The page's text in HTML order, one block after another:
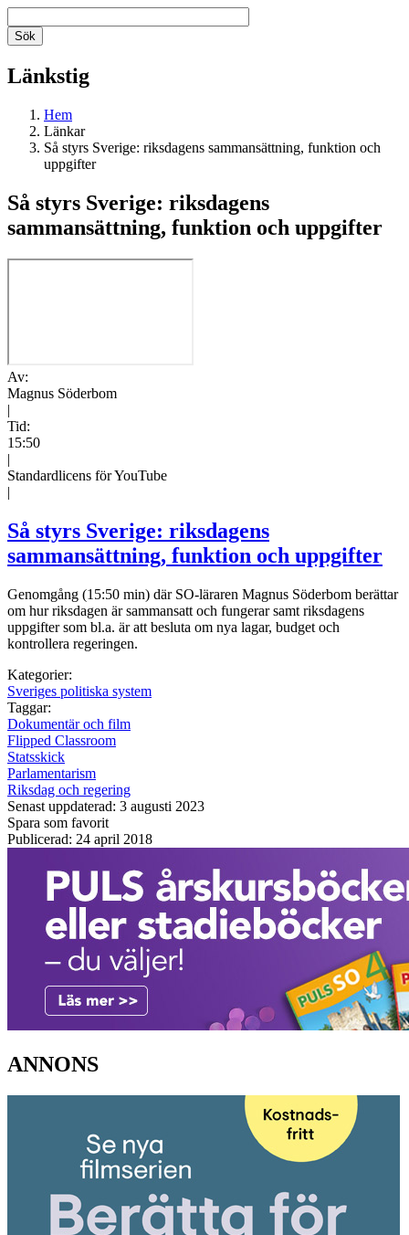
Länkstig
Hem
Länkar
Så styrs Sverige: riksdagens sammansättning, funktion och
uppgifter
Så styrs Sverige: riksdagens
sammansättning, funktion och uppgifter
Av:
Magnus Söderbom
|
Tid:
15:50
|
Standardlicens för YouTube
|
Så styrs Sverige: riksdagens
sammansättning, funktion och uppgifter
Genomgång (15:50 min) där SO-läraren Magnus Söderbom berättar
om hur riksdagen är sammansatt och fungerar samt riksdagens
uppgifter som bl.a. är att besluta om nya lagar, budget och
kontrollera regeringen.
Kategorier:
Sveriges politiska system
Taggar:
Dokumentär och film
Flipped Classroom
Statsskick
Parlamentarism
Riksdag och regering
Senast uppdaterad: 3 augusti 2023
Spara som favorit
Publicerad: 24 april 2018
ANNONS